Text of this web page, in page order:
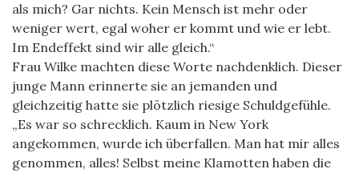
als mich? Gar nichts. Kein Mensch ist mehr oder
weniger wert, egal woher er kommt und wie er lebt.
Im Endeffekt sind wir alle gleich.“
Frau Wilke machten diese Worte nachdenklich. Dieser
junge Mann erinnerte sie an jemanden und
gleichzeitig hatte sie plötzlich riesige Schuldgefühle.
„Es war so schrecklich. Kaum in New York
angekommen, wurde ich überfallen. Man hat mir alles
genommen, alles! Selbst meine Klamotten haben die